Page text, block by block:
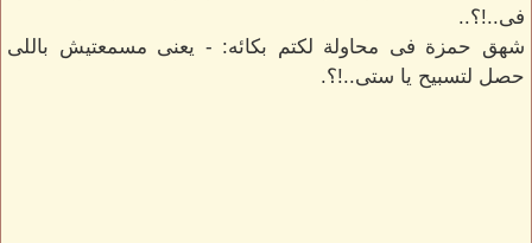
فى..!؟..
شهق حمزة فى محاولة لكتم بكائه: - يعنى مسمعتيش باللى
حصل لتسبيح يا ستى..!؟.